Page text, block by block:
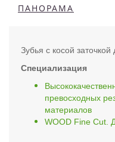
ПАНОРАМА
Зубья с косой
Специализация
превосходных
материалов
WOOD Fine Cut.